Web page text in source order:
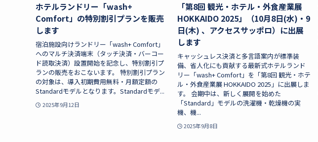
ホテルランドリー「wash+
Comfort」の特別割引プランを販売
します
宿泊施設向けランドリー「wash+ Comfort」
へのマルチ決済端末（タッチ決済・バーコー
ド読取決済）設置開始を記念し、特別割引プ
ランの販売をおこないます。 特別割引プラン
の対象は、導入初期費用無料・月額定額の
Standardモデルとなります。Standardモデ...
2025年9月12日
「第8回 観光・ホテル・外食産業展
HOKKAIDO 2025」（10月8日(水)・9
日(木) 、アクセスサッポロ）に出展
します
キャッシュレス決済と多言語案内が標準装
備、省人化にも貢献する最新式ホテルランド
リー「wash+ Comfort」を「第8回 観光・ホテ
ル・外食産業展 HOKKAIDO 2025」に出展しま
す。 会期中は、新しく展開を始めた
「Standard」モデルの洗濯機・乾燥機の実
機、機...
2025年9月8日